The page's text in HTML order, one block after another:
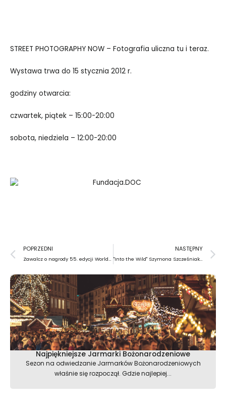
STREET PHOTOGRAPHY NOW – Fotografia uliczna tu i teraz.
Wystawa trwa do 15 stycznia 2012 r.
godziny otwarcia:
czwartek, piątek – 15:00-20:00
sobota, niedziela – 12:00-20:00
Prev
POPRZEDNI
Zawalcz o nagrody 55. edycji World Press Photo!
NASTĘPNY
"Into the Wild" Szymona Szcześniaka w Leica Gallery Warszawa
Najpiękniejsze Jarmarki Bożonarodzeniowe
Sezon na odwiedzanie Jarmarków Bożonarodzeniowych
właśnie się rozpoczął. Gdzie najlepiej...